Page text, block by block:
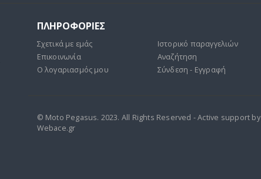
ΠΛΗΡΟΦΟΡΙΕΣ
Σχετικά με εμάς
Επικοινωνία
Ο λογαριασμός μου
Ιστορικό παραγγελιών
Αναζήτηση
Σύνδεση - Εγγραφή
© Moto Pegasus. 2023. All Rights Reserved - Active support by
Webace.gr